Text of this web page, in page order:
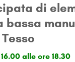
di
alle ore 18.30